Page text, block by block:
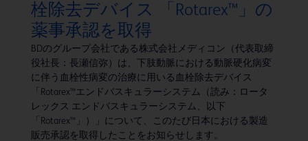
栓除去デバイス 「Rotarex™」の
薬事承認を取得
BDのグループ会社である株式会社メディコン（代表取締
役社長：長瀬信弥）は、下肢動脈における動脈硬化病変
に伴う血栓性病変の治療に用いる血栓除去デバイス
「Rotarex™エンドバスキュラーシステム（読み：ロータ
レックス エンドバスキュラーシステム、以下
「Rotarex™」）」について、このたび日本における製造
販売承認を取得したことをお知らせします。